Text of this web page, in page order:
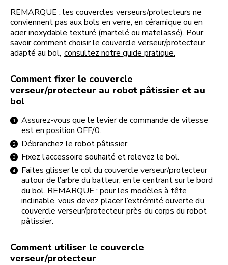
REMARQUE : les couvercles verseurs/protecteurs ne
conviennent pas aux bols en verre, en céramique ou en
acier inoxydable texturé (martelé ou matelassé). Pour
savoir comment choisir le couvercle verseur/protecteur
adapté au bol, consultez notre guide pratique.
Comment fixer le couvercle
verseur/protecteur au robot pâtissier et au
bol
Assurez-vous que le levier de commande de vitesse
est en position OFF/0.
Débranchez le robot pâtissier.
Fixez l’accessoire souhaité et relevez le bol.
Faites glisser le col du couvercle verseur/protecteur
autour de l’arbre du batteur, en le centrant sur le bord
du bol. REMARQUE : pour les modèles à tête
inclinable, vous devez placer l’extrémité ouverte du
couvercle verseur/protecteur près du corps du robot
pâtissier.
Comment utiliser le couvercle
verseur/protecteur